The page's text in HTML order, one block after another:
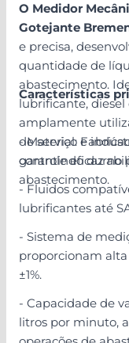
O Medidor
Gotejante Bremen
e precisa,
quantidade de
abastecimento.
lubrificante,
amplamente
de serviço e
controle eficaz no
abastecimento.
Características
- Material:
garantindo
- Fluidos
lubrificantes até
- Sistema de
proporcionam
±1%.
- Capacidade de
litros por minuto,